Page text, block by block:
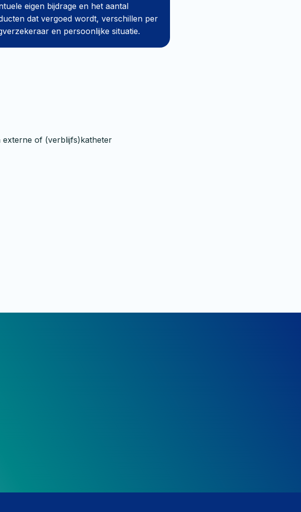
eigen bijdrage en het aantal
dat vergoed wordt, verschillen per
en persoonlijke situatie.
externe of (verblijfs)katheter